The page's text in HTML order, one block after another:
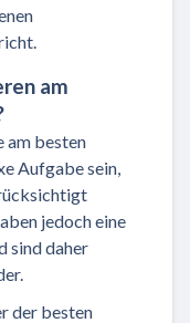
am
am besten
Aufgabe sein,
jedoch eine
sind daher
der besten